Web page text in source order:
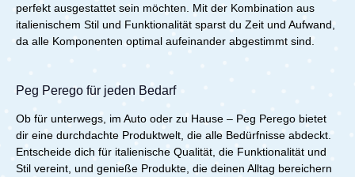
perfekt ausgestattet sein möchten. Mit der Kombination aus
italienischem Stil und Funktionalität sparst du Zeit und Aufwand,
da alle Komponenten optimal aufeinander abgestimmt sind.
Peg Perego für jeden Bedarf
Ob für unterwegs, im Auto oder zu Hause – Peg Perego bietet
dir eine durchdachte Produktwelt, die alle Bedürfnisse abdeckt.
Entscheide dich für italienische Qualität, die Funktionalität und
Stil vereint, und genieße Produkte, die deinen Alltag bereichern